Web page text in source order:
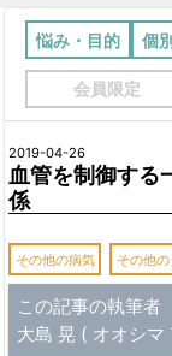
悩み・目的 個
会員限定
2019-04-26
血管を制御する
係
その他の病気 その他
この記事の執筆者
大島 晃 ( オオシマ